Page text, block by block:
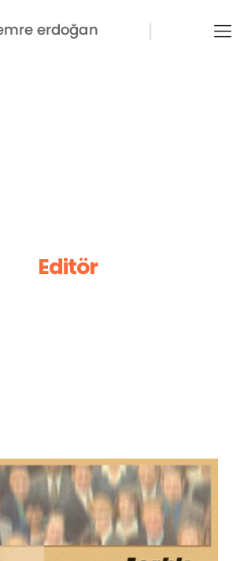
Editör
Farklı
Sosyal Bilimlerde
Tartışmaları